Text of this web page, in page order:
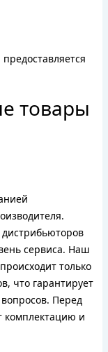
товары
сервиса. Наш
только
что гарантирует
Перед
комплектацию и